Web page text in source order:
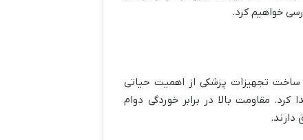
خواهیم کرد.
ساخت تجهیزات پزشکی از اهمیت حیاتی
مقاومت بالا در برابر خوردگی دوام
دارند.